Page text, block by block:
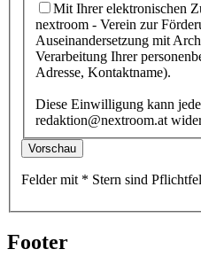
Mit Ihrer elektronischen
nextroom - Verein zur
Auseinandersetzung mit
Verarbeitung Ihrer
Adresse, Kontaktname).
Diese Einwilligung kann
redaktion@nextroom.at
Vorschau
Felder mit * Stern sind
Footer